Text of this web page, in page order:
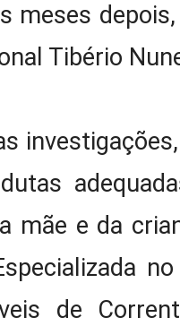
meses
Tibério
mãe e da
de